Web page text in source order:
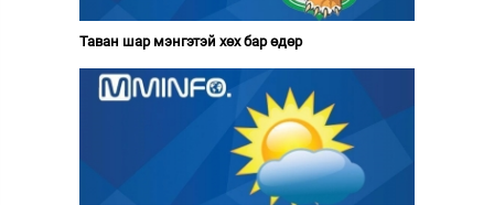
Таван шар мэнгэтэй хөх бар өдөр